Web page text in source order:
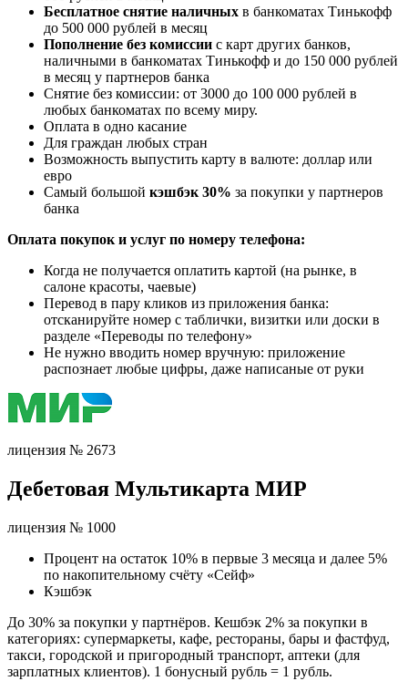
Бесплатное снятие наличных в банкоматах Тинькофф
до 500 000 рублей в месяц
Пополнение без комиссии с карт других банков,
наличными в банкоматах Тинькофф и до 150 000 рублей
в месяц у партнеров банка
Снятие без комиссии: от 3000 до 100 000 рублей в
любых банкоматах по всему миру.
Оплата в одно касание
Для граждан любых стран
Возможность выпустить карту в валюте: доллар или
евро
Самый большой кэшбэк 30% за покупки у партнеров
банка
Оплата покупок и услуг по номеру телефона:
Когда не получается оплатить картой (на рынке, в
салоне красоты, чаевые)
Перевод в пару кликов из приложения банка:
отсканируйте номер с таблички, визитки или доски в
разделе «Переводы по телефону»
Не нужно вводить номер вручную: приложение
распознает любые цифры, даже написаные от руки
лицензия № 2673
Дебетовая Мультикарта МИР
лицензия № 1000
Процент на остаток 10% в первые 3 месяца и далее 5%
по накопительному счёту «Сейф»
Кэшбэк
До 30% за покупки у партнёров. Кешбэк 2% за покупки в
категориях: супермаркеты, кафе, рестораны, бары и фастфуд,
такси, городской и пригородный транспорт, аптеки (для
зарплатных клиентов). 1 бонусный рубль = 1 рубль.